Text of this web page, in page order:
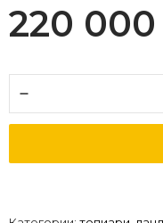
220 000